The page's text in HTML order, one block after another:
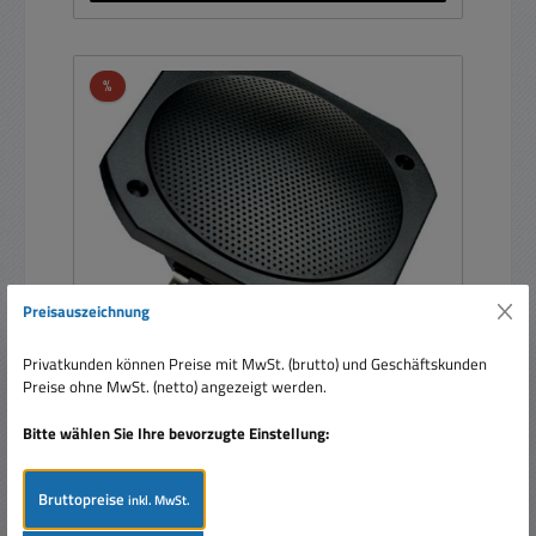
%Rabatt
133mm Einbaulautsprecher 50W 8-Ohm IP65
Bad Sauna Terrasse Garten Marine Outdoor
Preisauszeichnung
Privatkunden können Preise mit MwSt. (brutto) und Geschäftskunden
Preise ohne MwSt. (netto) angezeigt werden.
Bitte wählen Sie Ihre bevorzugte Einstellung:
Bruttopreiseinkl. MwSt.